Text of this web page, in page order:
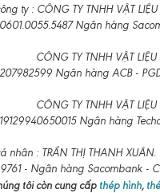
ty : CÔNG TY TNHH VẬT
0601.0055.5487 Ngân hàng
CÔNG TY TNHH VẬT
207982599 Ngân hàng ACB -
CÔNG TY TNHH VẬT
19129940650015 Ngân hàng
nhân : TRẦN THỊ THANH XUÂN.
- Ngân hàng Sacombank -
tôi còn cung cấp thép hình,